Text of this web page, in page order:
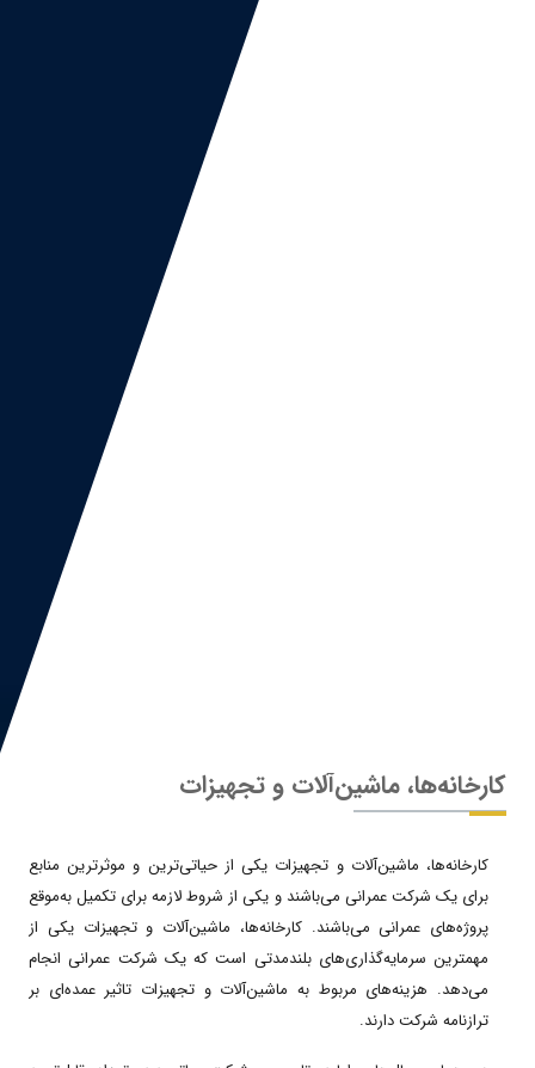
کارخانه‌ها، ماشین‌آلات و تجهیزات
کارخانه‌ها، ماشین‌آلات و تجهیزات یکی از حیاتی‌ترین و موثرترین منابع
برای یک شرکت عمرانی می‌باشند و یکی از شروط لازمه برای تکمیل به‌موقع
پروژه‌های عمرانی می‌باشند. کارخانه‌ها، ماشین‌آلات و تجهیزات یکی از
مهمترین سرمایه‌گذاری‌های بلندمدتی است که یک شرکت عمرانی انجام
می‌دهد. هزینه‌های مربوط به ماشین‌آلات و تجهیزات تاثیر عمده‌ای بر
ترازنامه شرکت دارند.